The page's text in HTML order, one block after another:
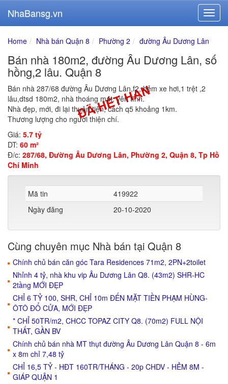
NhaBansg.vn
Home Nhà bán Quận 8 Phường 2 đường Âu Dương Lân
Bán nhà 180m2, đường Âu Dương Lân, số
hồng,2 lâu. Quận 8
Bán nhà 287/68 đường Âu Dương Lân,f2, hẻm xe hơi,1 trệt ,2
lâu,dtsd 180m2, nhà thoáng mát, yên tĩnh.
Nhà đẹp, mới, đi lại thuận tiện, cách q5 khoảng 1km.
Thương lượng cho người thiện chí.
Giá: 5.7 tỷ
DT: 60 m²
Đ/c: 287/68, Đường Âu Dương Lân, Phường 2, Quận 8, Tp Hồ
Chí Minh
Mã tin
419922
Ngày đăng
20-10-2020
Cùng chuyên mục Nhà bán tại Quận 8
Chính chủ bán căn góc Tara Residences 71m2, 2PN+2toilet
Nhỉnh 4 tỷ, nhà khu vip Âu Dương Lân Q8. (43m2) SHR-HC
2tầng MỚI ĐẸP
CHỈ 6 TỶ 100, SHR, CHỈ 10m ĐẾN MẶT TIỀN PHẠM HÙNG-
ÔTÔ ĐỔ CỬA, MỚI ĐẸP
* CHỈ 50TR/m2, CHCC TOPAZ CITY Q8. (70m2) FULL NỘI
THẤT, GẦN BV
Chính chủ bán nhà MT thụt đường Âu Dương Lân Quận 8 - 6m
x 8m chỉ 7,48 tỷ
CHỈ 16,5 TỶ - HĐT 160TR/THÁNG - 20p CHDV - HẺM 8M -
GIÁP QUẬN 1